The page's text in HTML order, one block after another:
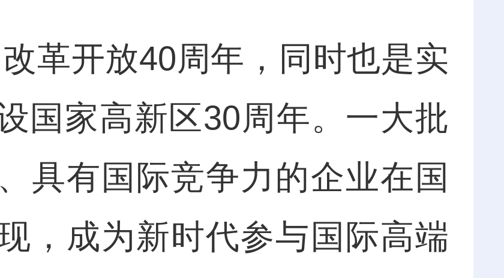
开放40周年，同时也是实
国家高新区30周年。一大批
具有国际竞争力的企业在国
，成为新时代参与国际高端